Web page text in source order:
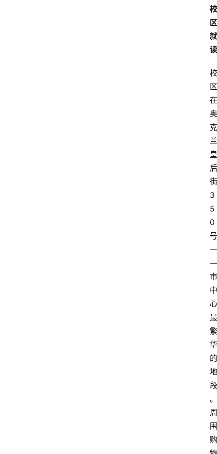
校
区
就
读
校
区
在
奥
克
兰
皇
后
街
3
5
0
号
—
—
市
中
心
最
繁
华
的
地
段
。
周
围
购